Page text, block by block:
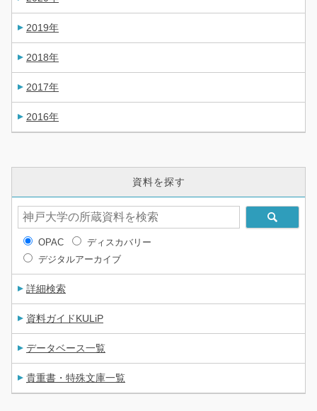
2019年
2018年
2017年
2016年
資料を探す
OPAC
ディスカバリー
デジタルアーカイブ
詳細検索
資料ガイドKULiP
データベース一覧
貴重書・特殊文庫一覧